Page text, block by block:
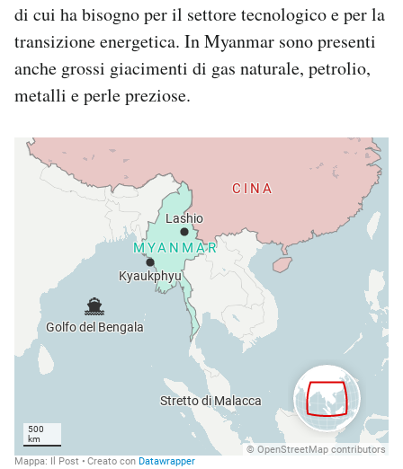
di cui ha bisogno per il settore tecnologico e per la
transizione energetica. In Myanmar sono presenti
anche grossi giacimenti di gas naturale, petrolio,
metalli e perle preziose.